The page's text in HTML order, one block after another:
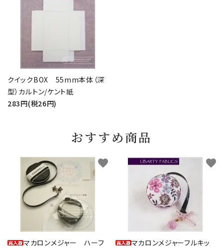
クイックBOX 55mm本体（深
型）カルトン/ケント紙
283円(税26円)
おすすめ商品
マカロンメジャー ハーフ
favorite
マカロンメジャーフルキッ
favorite